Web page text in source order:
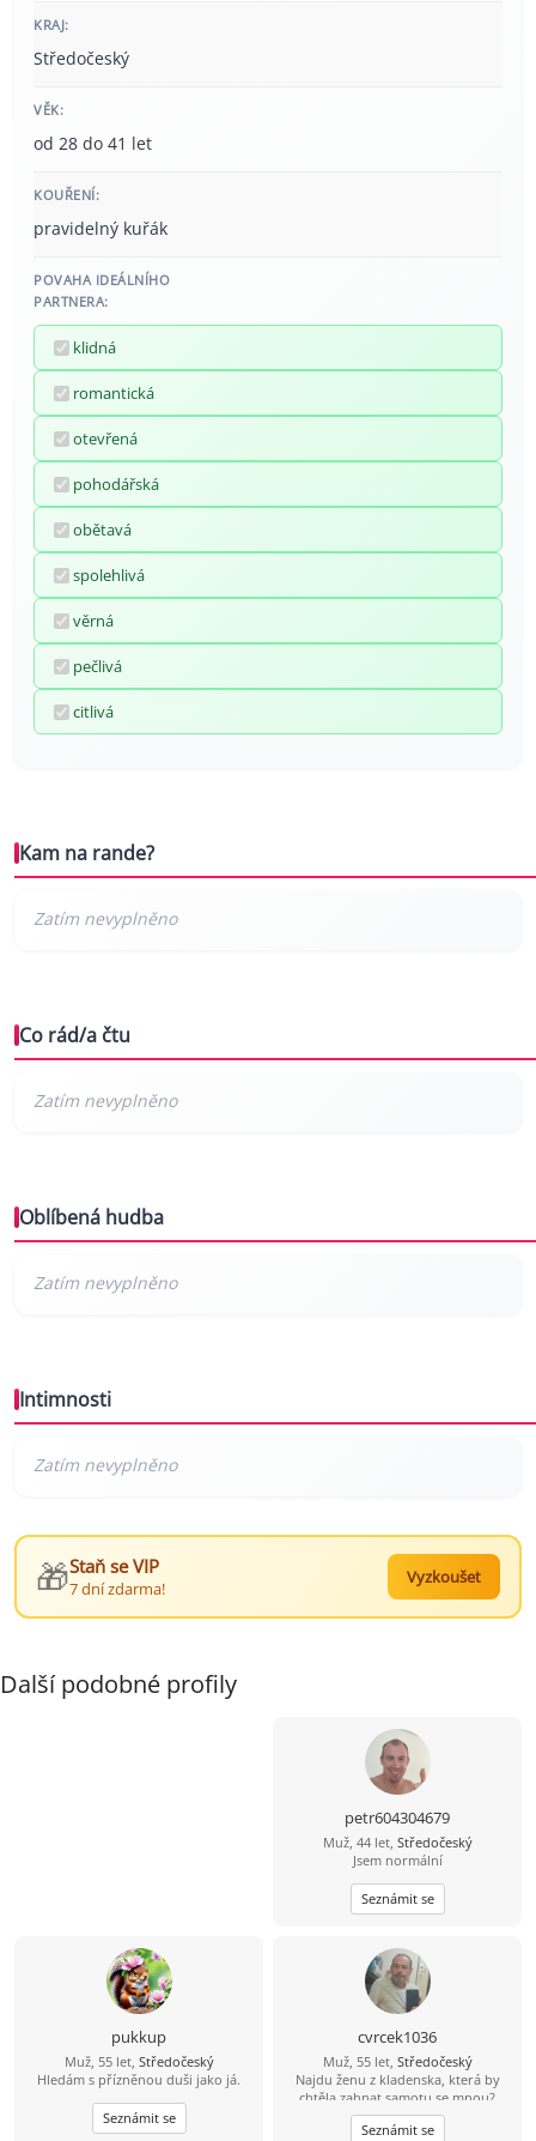
KRAJ:
Středočeský
VĚK:
od 28 do 41 let
KOUŘENÍ:
pravidelný kuřák
POVAHA IDEÁLNÍHO
PARTNERA:
klidná
romantická
otevřená
pohodářská
obětavá
spolehlivá
věrná
pečlivá
citlivá
Kam na rande?
Co rád/a čtu
Oblíbená hudba
Intimnosti
🎁Staň se VIP
7 dní zdarma!
Vyzkoušet
Další podobné profily
petr604304679
Muž, 44 let, Středočeský
Jsem normální
Seznámit se
pukkup
Muž, 55 let, Středočeský
Hledám s přízněnou duši jako já.
Seznámit se
cvrcek1036
Muž, 55 let, Středočeský
Najdu ženu z kladenska, která by
chtěla zahnat samotu se mnou?
Seznámit se